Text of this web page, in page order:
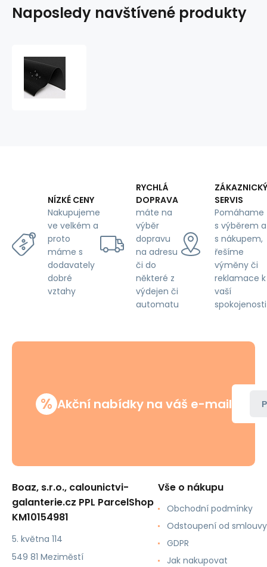
Naposledy navštívené produkty
černá
NÍZKÉ CENY
Nakupujeme
ve velkém a
proto
máme s
dodavately
dobré
vztahy
RYCHLÁ
DOPRAVA
máte na
výběr
dopravu
na adresu
či do
některé z
výdejen či
automatu
ZÁKAZNICKÝ
SERVIS
Pomáhame
s výběrem a
s nákupem,
řešíme
výměny či
reklamace k
vaší
spokojenosti
% Akční nabídky na váš e-mail
Boaz, s.r.o., calounictvi-
galanterie.cz PPL ParcelShop
KM10154981
5. května 114
549 81 Meziměstí
Vše o nákupu
Obchodní podmínky
Odstoupení od smlouvy
GDPR
Jak nakupovat